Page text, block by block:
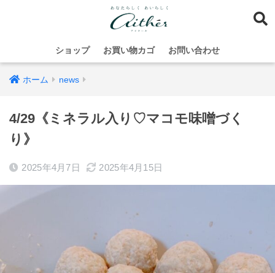
ショップ お買い物カゴ お問い合わせ
ホーム news
4/29《ミネラル入り♡マコモ味噌づく
り》
2025年4月7日 2025年4月15日